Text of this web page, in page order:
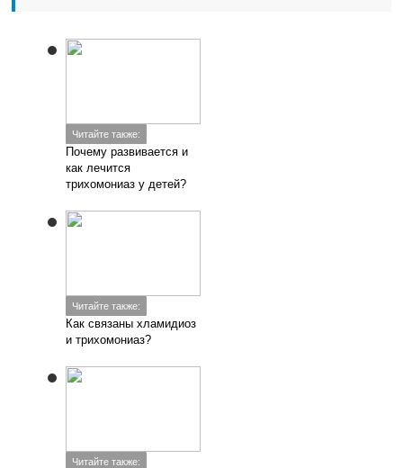
Читайте также:
Почему развивается и
как лечится
трихомониаз у детей?
Читайте также:
Как связаны хламидиоз
и трихомониаз?
Читайте также: